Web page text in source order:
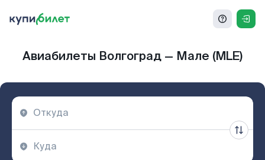
Авиабилеты Волгоград — Мале (MLE)